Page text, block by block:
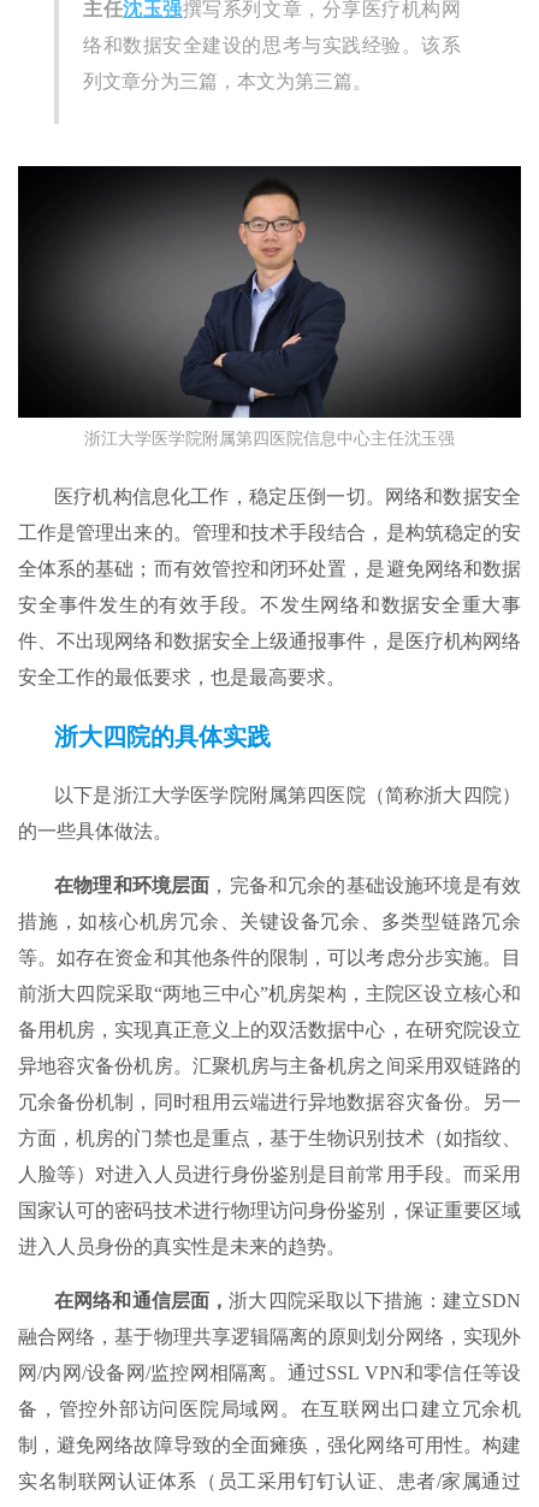
主任沈玉强撰写系列文章，分享医疗机构网
络和数据安全建设的思考与实践经验。该系
列文章分为三篇，本文为第三篇。
浙江大学医学院附属第四医院信息中心主任沈玉强
医疗机构信息化工作，稳定压倒一切。网络和数据安全
工作是管理出来的。管理和技术手段结合，是构筑稳定的安
全体系的基础；而有效管控和闭环处置，是避免网络和数据
安全事件发生的有效手段。不发生网络和数据安全重大事
件、不出现网络和数据安全上级通报事件，是医疗机构网络
安全工作的最低要求，也是最高要求。
浙大四院的具体实践
以下是浙江大学医学院附属第四医院（简称浙大四院）
的一些具体做法。
在物理和环境层面 ，完备和冗余的基础设施环境是有效
措施，如核心机房冗余、关键设备冗余、多类型链路冗余
等。如存在资金和其他条件的限制，可以考虑分步实施。目
前浙大四院采取“两地三中心”机房架构，主院区设立核心和
备用机房，实现真正意义上的双活数据中心，在研究院设立
异地容灾备份机房。汇聚机房与主备机房之间采用双链路的
冗余备份机制，同时租用云端进行异地数据容灾备份。另一
方面，机房的门禁也是重点，基于生物识别技术（如指纹、
人脸等）对进入人员进行身份鉴别是目前常用手段。而采用
国家认可的密码技术进行物理访问身份鉴别，保证重要区域
进入人员身份的真实性是未来的趋势。
在网络和通信层面，浙大四院采取以下措施：建立SDN
融合网络，基于物理共享逻辑隔离的原则划分网络，实现外
网/内网/设备网/监控网相隔离。通过SSL VPN和零信任等设
备，管控外部访问医院局域网。在互联网出口建立冗余机
制，避免网络故障导致的全面瘫痪，强化网络可用性。构建
实名制联网认证体系（员工采用钉钉认证、患者/家属通过